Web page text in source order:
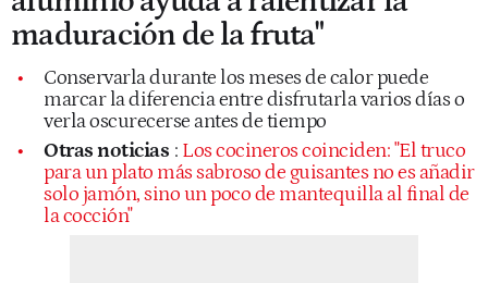
maduración de la fruta"
Conservarla durante los meses de calor puede
marcar la diferencia entre disfrutarla varios días o
verla oscurecerse antes de tiempo
Otras noticias : Los cocineros coinciden: "El truco
para un plato más sabroso de guisantes no es añadir
solo jamón, sino un poco de mantequilla al final de
la cocción"